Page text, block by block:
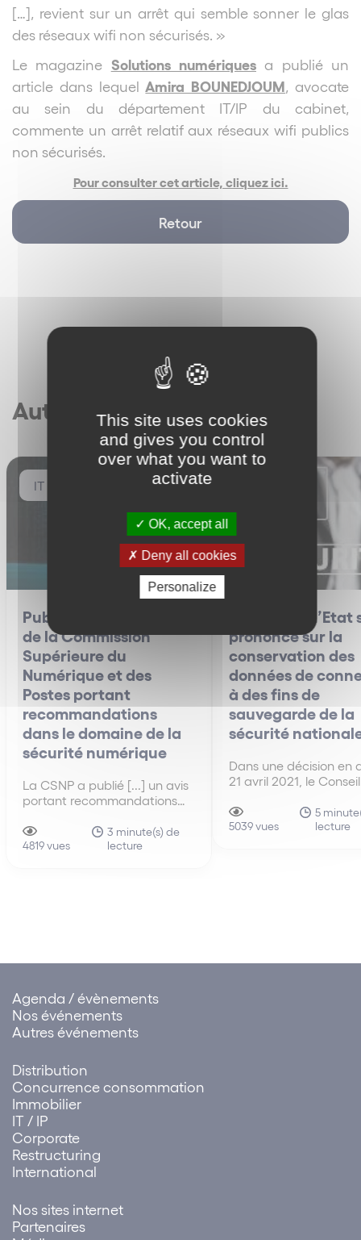
[…], revient sur un arrêt qui semble sonner le glas
des réseaux wifi non sécurisés. »
Le magazine Solutions numériques a publié un
article dans lequel Amira BOUNEDJOUM , avocate
au sein du département IT/IP du cabinet,
commente un arrêt relatif aux réseaux wifi publics
non sécurisés.
Pour consulter cet article, cliquez ici.
Retour
Autres articles
IT / IP
Publication d’un avis
de la Commission
Supérieure du
Numérique et des
Postes portant
recommandations
dans le domaine de la
sécurité numérique
La CSNP a publié [...] un avis
portant recommandations
sécurité numérique, et
plaidant notamment pour la
4819 vues
3 minute(s) de
lecture
Le Conseil d’Etat
prononce sur la
conservation des
données de
à des fins de
sauvegarde de la
sécurité
Dans une décision en
21 avril 2021, le
conformité du droit
au droit européen en
5039 vues
5
lecture
Agenda / évènements
Nos événements
Autres événements
Distribution
Concurrence consommation
Immobilier
IT / IP
Corporate
Restructuring
International
Nos sites internet
Partenaires
This site uses cookies
and gives you control
over what you want to
activate
OK, accept all
Deny all cookies
Personalize